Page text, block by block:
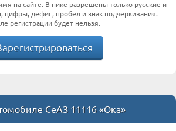
на сайте. В нике разрешены только русские и
цифры, дефис, пробел и знак подчёркивания.
регистрации будет нельзя.
СеАЗ 11116 «Ока»